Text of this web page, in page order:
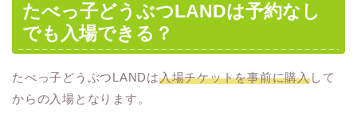
たべっ子どうぶつLANDは予約なし
でも入場できる？
たべっ子どうぶつLANDは入場チケットを事前に購入して
からの入場となります。